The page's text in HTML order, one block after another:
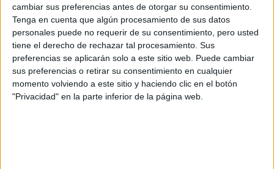
cambiar sus preferencias antes de otorgar su consentimiento.
Tenga en cuenta que algún procesamiento de sus datos
personales puede no requerir de su consentimiento, pero usted
tiene el derecho de rechazar tal procesamiento. Sus
preferencias se aplicarán solo a este sitio web. Puede cambiar
sus preferencias o retirar su consentimiento en cualquier
momento volviendo a este sitio y haciendo clic en el botón
"Privacidad" en la parte inferior de la página web.
Soy estudiante de:*
Términos y Condiciones de Uso
Aceptolos Términos y Condicionesde uso*